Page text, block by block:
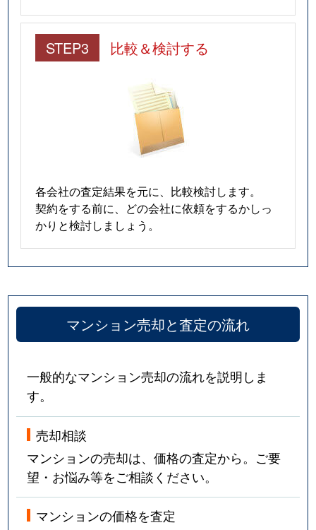
STEP3 比較＆検討する
各会社の査定結果を元に、比較検討します。
契約をする前に、どの会社に依頼をするかしっ
かりと検討しましょう。
マンション売却と査定の流れ
一般的なマンション売却の流れを説明しま
す。
売却相談
マンションの売却は、価格の査定から。ご要
望・お悩み等をご相談ください。
マンションの価格を査定